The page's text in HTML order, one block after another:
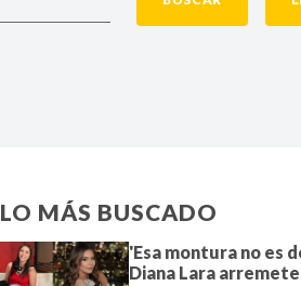
LO MÁS BUSCADO
'Esa montura no es
Diana Lara